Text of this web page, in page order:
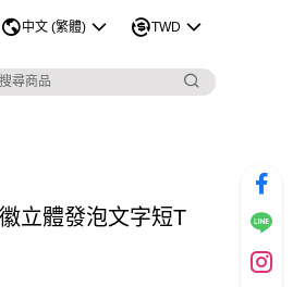
中文 (繁體) TWD
立體發泡文字短T